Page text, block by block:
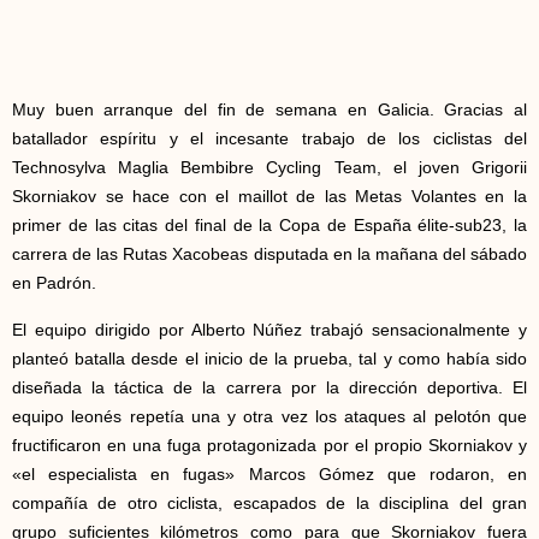
Muy buen arranque del fin de semana en Galicia. Gracias al
batallador espíritu y el incesante trabajo de los ciclistas del
Technosylva Maglia Bembibre Cycling Team, el joven Grigorii
Skorniakov se hace con el maillot de las Metas Volantes en la
primer de las citas del final de la Copa de España élite-sub23, la
carrera de las Rutas Xacobeas disputada en la mañana del sábado
en Padrón.
El equipo dirigido por Alberto Núñez trabajó sensacionalmente y
planteó batalla desde el inicio de la prueba, tal y como había sido
diseñada la táctica de la carrera por la dirección deportiva. El
equipo leonés repetía una y otra vez los ataques al pelotón que
fructificaron en una fuga protagonizada por el propio Skorniakov y
«el especialista en fugas» Marcos Gómez que rodaron, en
compañía de otro ciclista, escapados de la disciplina del gran
grupo suficientes kilómetros como para que Skorniakov fuera